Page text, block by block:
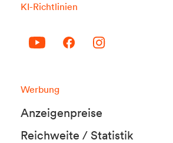
KI-Richtlinien
Werbung
Anzeigenpreise
Reichweite / Statistik